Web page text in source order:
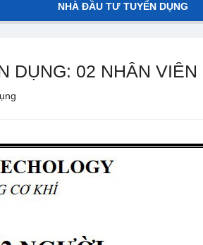
NHÀ ĐẦU TƯ TUYỂN DỤNG
DỤNG: 02 NHÂN